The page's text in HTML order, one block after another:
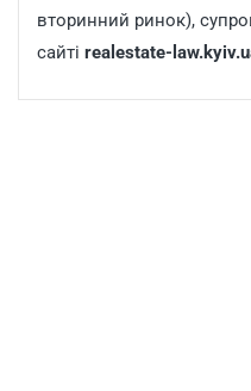
вторинний ринок),
сайті realestate-